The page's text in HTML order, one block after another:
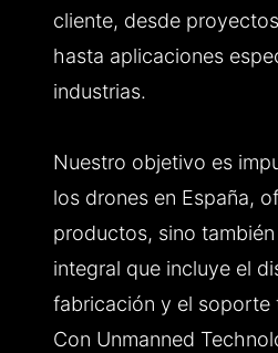
cliente, desde
hasta aplicaciones
industrias.
Nuestro objetivo es
los drones en España,
productos, sino
integral que incluye el
fabricación y el soporte
Con Unmanned